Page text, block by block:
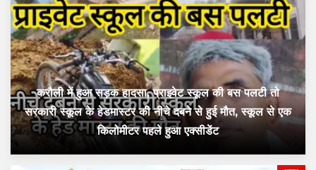
करौली में हुआ सड़क हादसा, प्राइवेट स्कूल की बस पलटी तो
सरकारी स्कूल के हेडमास्टर की नीचे दबने से हुई मौत, स्कूल से एक
किलोमीटर पहले हुआ एक्सीडेंट